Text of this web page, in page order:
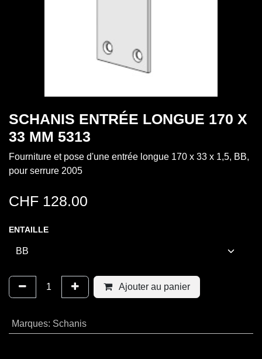
SCHANIS ENTRÉE LONGUE 170 X
33 MM 5313
Fourniture et pose d'une entrée longue 170 x 33 x 1,5, BB,
pour serrure 2005
CHF 128.00
ENTAILLE
Ajouter au panier
Marques: Schanis